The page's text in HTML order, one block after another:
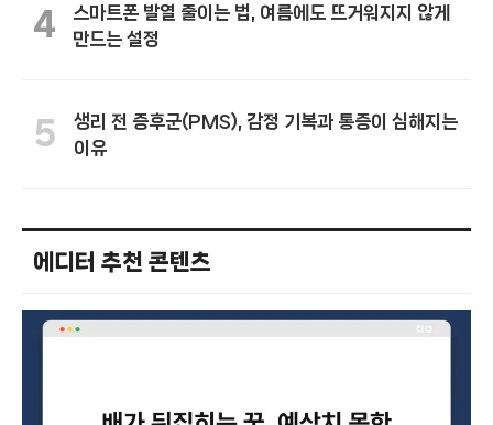
4
스마트폰 발열 줄이는 법, 여름에도 뜨거워지지 않게
만드는 설정
5
생리 전 증후군(PMS), 감정 기복과 통증이 심해지는
이유
에디터 추천 콘텐츠